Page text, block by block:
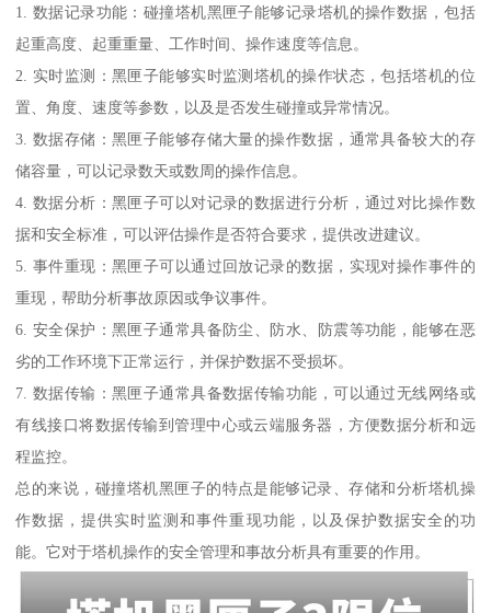
1. 数据记录功能：碰撞塔机黑匣子能够记录塔机的操作数据，包括
起重高度、起重重量、工作时间、操作速度等信息。
2. 实时监测：黑匣子能够实时监测塔机的操作状态，包括塔机的位
置、角度、速度等参数，以及是否发生碰撞或异常情况。
3. 数据存储：黑匣子能够存储大量的操作数据，通常具备较大的存
储容量，可以记录数天或数周的操作信息。
4. 数据分析：黑匣子可以对记录的数据进行分析，通过对比操作数
据和安全标准，可以评估操作是否符合要求，提供改进建议。
5. 事件重现：黑匣子可以通过回放记录的数据，实现对操作事件的
重现，帮助分析事故原因或争议事件。
6. 安全保护：黑匣子通常具备防尘、防水、防震等功能，能够在恶
劣的工作环境下正常运行，并保护数据不受损坏。
7. 数据传输：黑匣子通常具备数据传输功能，可以通过无线网络或
有线接口将数据传输到管理中心或云端服务器，方便数据分析和远
程监控。
总的来说，碰撞塔机黑匣子的特点是能够记录、存储和分析塔机操
作数据，提供实时监测和事件重现功能，以及保护数据安全的功
能。它对于塔机操作的安全管理和事故分析具有重要的作用。